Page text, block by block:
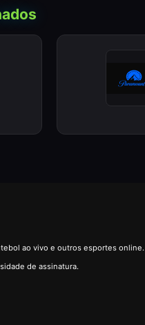
ao vivo e outros esportes online.
de assinatura.